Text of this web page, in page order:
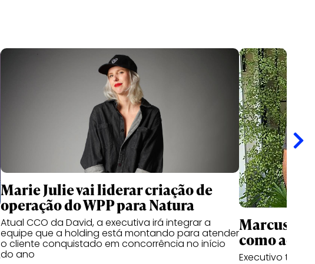
Marie Julie vai liderar criação de
operação do WPP para Natura
Atual CCO da David, a executiva irá integrar a
equipe que a holding está montando para atender
o cliente conquistado em concorrência no início
do ano
Marcus
como
Executivo tem